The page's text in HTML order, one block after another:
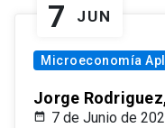
7 JUN
Microeconomía
Jorge
7 de Junio de